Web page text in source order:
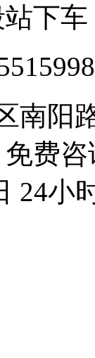
下
南阳
费咨
24小